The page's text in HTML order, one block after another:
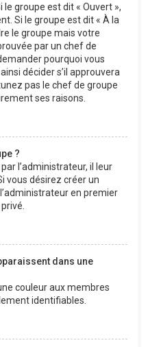
groupe est dit « Ouvert »,
Si le groupe est dit « À la
le groupe mais votre
par un chef de
pourquoi vous
décider s’il approuvera
pas le chef de groupe
ses raisons.
?
l’administrateur, il leur
vous désirez créer un
en premier
dans une
couleur aux membres
identifiables.